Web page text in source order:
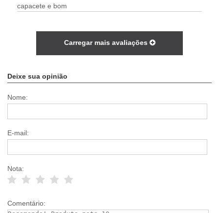
capacete e bom
Carregar mais avaliações
Deixe sua opinião
Nome:
E-mail:
Nota:
Comentário: